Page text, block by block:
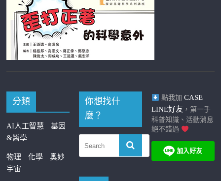
分類
AI人工智慧
基因
&醫學
物理 化學
奧妙
宇宙
你想找什
麼？
點我加 CASE
LINE好友 ，第一手
科普知識、活動消息
絕不錯過